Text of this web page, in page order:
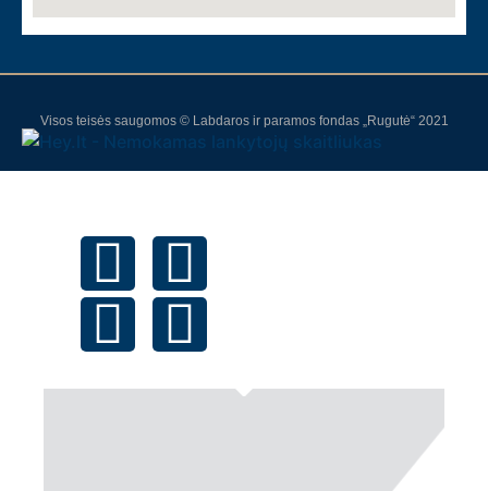
Visos teisės saugomos © Labdaros ir paramos fondas „Rugutė“ 2021